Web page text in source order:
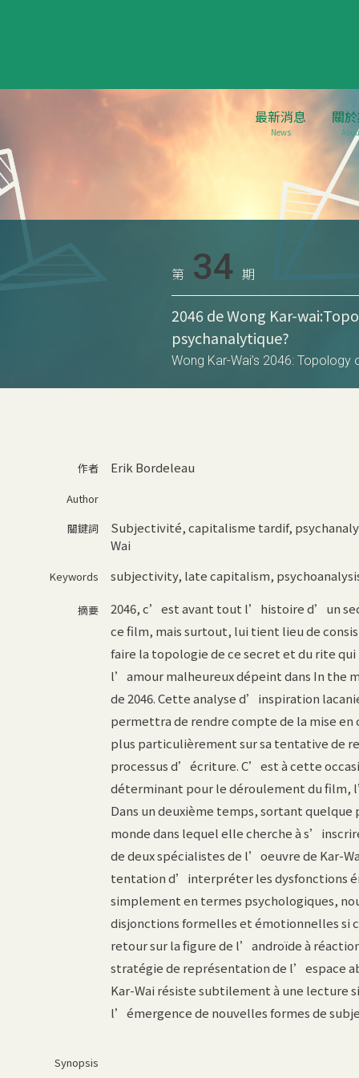
最新消息
News
關
第 34 期
2046 de Wong Kar-
psychanalytique?
Wong Kar-Wai’s 2046:
作者 Erik Bordeleau
Author
關鍵詞
Subjectivité, capitalisme tardif,
Wai
Keywords subjectivity, late capitalism,
摘要
2046, c’est avant tout l’histoire d’un
ce film, mais surtout, lui tient lieu de
faire la topologie de ce secret et du rite
l’amour malheureux dépeint dans In the
de 2046. Cette analyse d’inspiration
permettra de rendre compte de la mise en
plus particulièrement sur sa tentative de
processus d’écriture. C’est à cette
déterminant pour le déroulement du film,
Dans un deuxième temps, sortant
monde dans lequel elle cherche à
de deux spécialistes de l’oeuvre de Kar-
tentation d’interpréter les dysfonctions
simplement en termes psychologiques,
disjonctions formelles et émotionnelles si
retour sur la figure de l’androïde à
stratégie de représentation de l’espace
Kar-Wai résiste subtilement à une lecture
l’émergence de nouvelles formes de
Synopsis